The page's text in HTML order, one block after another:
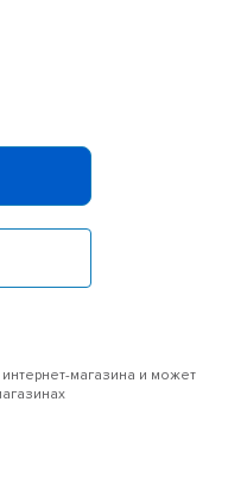
магазина и может